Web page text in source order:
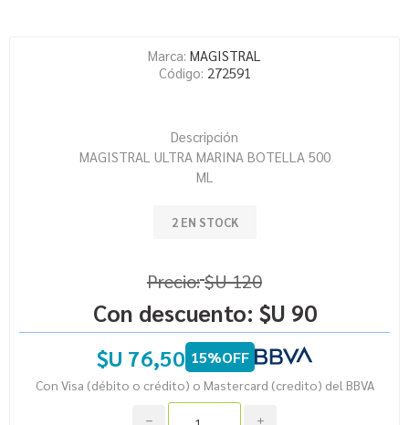
Marca: MAGISTRAL
Código: 272591
Descripción
MAGISTRAL ULTRA MARINA BOTELLA 500
ML
2 EN STOCK
Precio:$U 120
Con descuento: $U 90
$U 76,50 15%OFF
Con Visa (débito o crédito) o Mastercard (credito) del BBVA
i
h